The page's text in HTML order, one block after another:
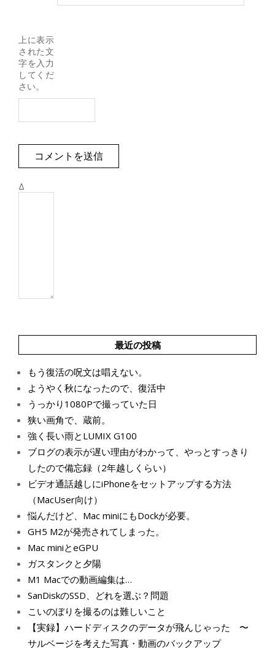
上に表示
された文
字を入力
してくだ
さい。
Δ
最近の投稿
もう復活の呪文は唱えない。
ようやく秋になったので、復活中
うっかり1080Pで撮っていた日
狭い画角で、蔵前。
強く長い雨とLUMIX G100
ブログの表示が遅い理由がわかって、やっとすっきり
したので備忘録（2年越しくらい）
ビデオ通話越しにiPhoneをセットアップする方法
（MacUser向け）
悩んだけど、Mac miniにもDockが必要。
GH5 M2が発売されてしまった。
Mac miniとeGPU
ガスタンクと夕陽
M1 Macでの動画編集は…
SanDiskのSSD、どれを選ぶ？問題
こいのぼりを撮るのは難しいこと
【実録】ハードディスクのデータが飛んじゃった 〜
サルベージを考えた写真・動画のバックアップ